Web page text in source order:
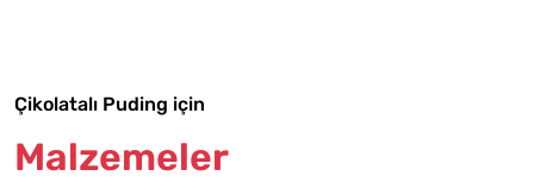
Çikolatalı Puding için
Malzemeler